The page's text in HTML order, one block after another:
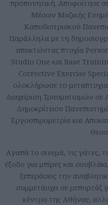
προπονητική. Αποφοίτησε
Μέσων Μαζικής
Καποδιστριακού
Παράλληλα με τη
αποκτώντας πτυχία
Studio One και Base
Corrective Exercise
ολοκλήρωσε το
Διαχείριση Τραυματισμών
Δημοκρίτειου
Εργοσπιρομετρία και
Aγαπά το σινεμά, τις γάτες,
έξοδο για μπίρες και
ξεπεράσεις την
συμμετάσχει σε
κέντρο της Αθήνας,